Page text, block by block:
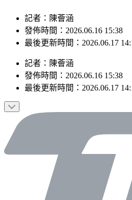
記者：陳薈涵
發佈時間：2026.06.16 15:38
最後更新時間：2026.06.17
記者 ： 陳薈涵
發佈時間： 2026.06.16 15:38
最後更新時間： 2026.06.17